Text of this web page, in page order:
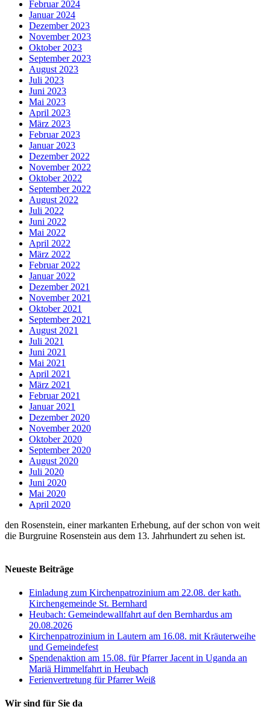
Februar 2024
Januar 2024
Dezember 2023
November 2023
Oktober 2023
September 2023
August 2023
Juli 2023
Juni 2023
Mai 2023
April 2023
März 2023
Februar 2023
Januar 2023
Dezember 2022
November 2022
Oktober 2022
September 2022
August 2022
Juli 2022
Juni 2022
Mai 2022
April 2022
März 2022
Februar 2022
Januar 2022
Dezember 2021
November 2021
Oktober 2021
September 2021
August 2021
Juli 2021
Juni 2021
Mai 2021
April 2021
März 2021
Februar 2021
Januar 2021
Dezember 2020
November 2020
Oktober 2020
September 2020
August 2020
Juli 2020
Juni 2020
Mai 2020
April 2020
den Rosenstein, einer markanten Erhebung, auf der schon von weit
die Burgruine Rosenstein aus dem 13. Jahrhundert zu sehen ist.
Neueste Beiträge
Einladung zum Kirchenpatrozinium am 22.08. der kath.
Kirchengemeinde St. Bernhard
Heubach: Gemeindewallfahrt auf den Bernhardus am
20.08.2026
Kirchenpatrozinium in Lautern am 16.08. mit Kräuterweihe
und Gemeindefest
Spendenaktion am 15.08. für Pfarrer Jacent in Uganda an
Mariä Himmelfahrt in Heubach
Ferienvertretung für Pfarrer Weiß
Wir sind für Sie da